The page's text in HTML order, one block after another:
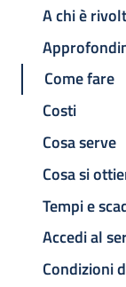
A chi è
Come fare
Costi
Cosa serve
Cosa si
Tempi e
Accedi al
Condizioni